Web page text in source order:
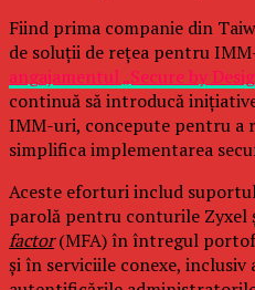
Fiind prima companie din
de soluții de rețea pentru
angajamentul „Secure by
continuă să introducă
IMM-uri, concepute pentru a
simplifica implementarea
Aceste eforturi includ
parolă pentru conturile Zyxel
factor(MFA) în întregul
și în serviciile conexe, inclusiv